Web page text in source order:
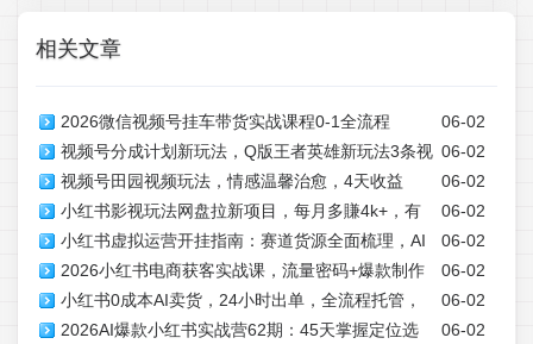
相关文章
06-02
2026微信视频号挂车带货实战课程0-1全流程
06-02
视频号分成计划新玩法，Q版王者英雄新玩法3条视
频，涨粉26W，开启AI变现新路径
06-02
视频号田园视频玩法，情感温馨治愈，4天收益
3294，变现能力强，小白可操作，实操全流程拆解
06-02
小红书影视玩法网盘拉新项目，每月多賺4k+，有
无经验都可以做，普通人最好的副业选择
06-02
小红书虚拟运营开挂指南：赛道货源全面梳理，AI
批量做笔记高效引流变现
06-02
2026小红书电商获客实战课，流量密码+爆款制作
+涨粉变现全教学
06-02
小红书0成本AI卖货，24小时出单，全流程托管，
保底日入500+，每天十几分钟就够了【揭秘】
06-02
2026AI爆款小红书实战营62期：45天掌握定位选